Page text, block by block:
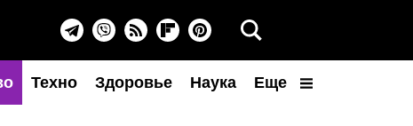
Техно Здоровье Наука Еще